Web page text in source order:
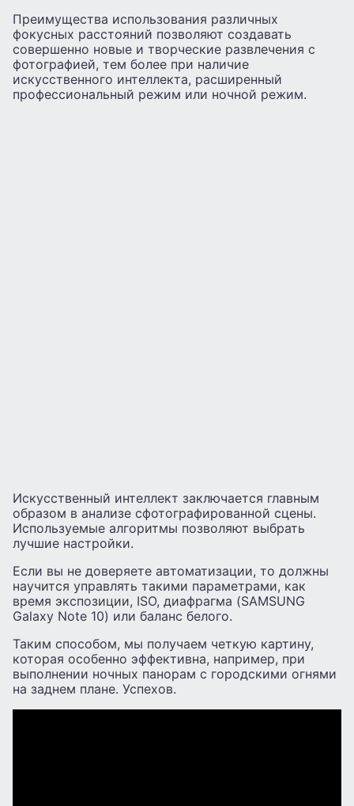
Преимущества использования различных
фокусных расстояний позволяют создавать
совершенно новые и творческие развлечения с
фотографией, тем более при наличие
искусственного интеллекта, расширенный
профессиональный режим или ночной режим.
Искусственный интеллект заключается главным
образом в анализе сфотографированной сцены.
Используемые алгоритмы позволяют выбрать
лучшие настройки.
Если вы не доверяете автоматизации, то должны
научится управлять такими параметрами, как
время экспозиции, ISO, диафрагма (SAMSUNG
Galaxy Note 10) или баланс белого.
Таким способом, мы получаем четкую картину,
которая особенно эффективна, например, при
выполнении ночных панорам с городскими огнями
на заднем плане. Успехов.